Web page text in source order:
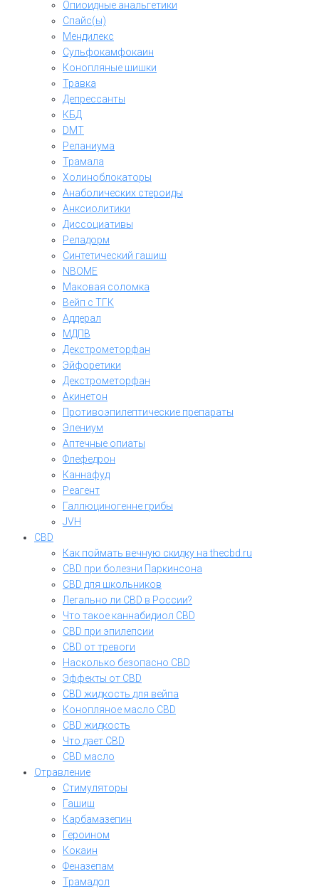
Опиоидные анальгетики
Спайс(ы)
Мендилекс
Сульфокамфокаин
Конопляные шишки
Травка
Депрессанты
КБД
DMT
Реланиума
Трамала
Холиноблокаторы
Анаболических стероиды
Анксиолитики
Диссоциативы
Реладорм
Синтетический гашиш
NBOME
Маковая соломка
Вейп с ТГК
Аддерал
МДПВ
Декстрометорфан
Эйфоретики
Декстрометорфан
Акинетон
Противоэпилептические препараты
Элениум
Аптечные опиаты
Флефедрон
Каннафуд
Реагент
Галлюциногенне грибы
JVH
CBD
Как поймать вечную скидку на thecbd.ru
CBD при болезни Паркинсона
CBD для школьников
Легально ли CBD в России?
Что такое каннабидиол CBD
CBD при эпилепсии
CBD от тревоги
Насколько безопасно CBD
Эффекты от CBD
CBD жидкость для вейпа
Конопляное масло CBD
CBD жидкость
Что дает CBD
CBD масло
Отравление
Стимуляторы
Гашиш
Карбамазепин
Героином
Кокаин
Феназепам
Трамадол